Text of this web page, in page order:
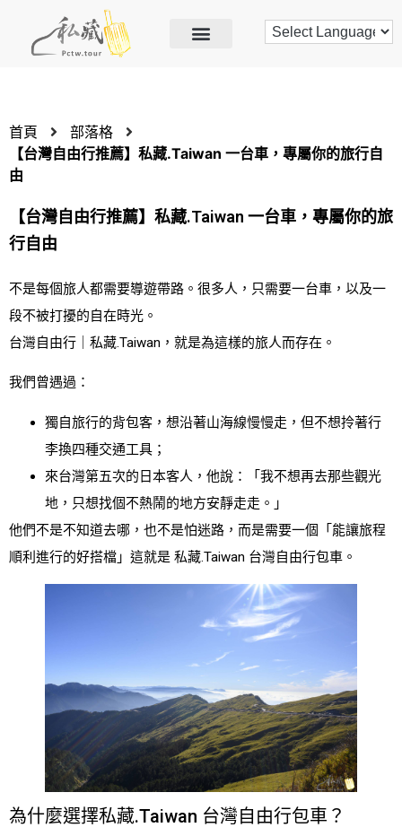
首頁
部落格
【台灣自由行推薦】私藏.Taiwan 一台車，專屬你的旅行自
由
【台灣自由行推薦】私藏.Taiwan 一台車，專屬你的旅
行自由
不是每個旅人都需要導遊帶路。很多人，只需要一台車，以及一
段不被打擾的自在時光。
台灣自由行｜私藏.Taiwan，就是為這樣的旅人而存在。
我們曾遇過：
獨自旅行的背包客，想沿著山海線慢慢走，但不想拎著行
李換四種交通工具；
來台灣第五次的日本客人，他說：「我不想再去那些觀光
地，只想找個不熱鬧的地方安靜走走。」
他們不是不知道去哪，也不是怕迷路，而是需要一個「能讓旅程
順利進行的好搭檔」這就是 私藏.Taiwan 台灣自由行包車。
為什麼選擇私藏.Taiwan 台灣自由行包車？